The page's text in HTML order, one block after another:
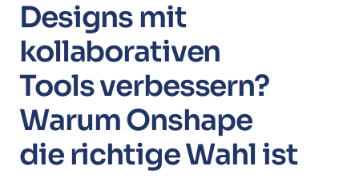
Designs mit
kollaborativen
Tools verbessern?
Warum Onshape
die richtige Wahl ist